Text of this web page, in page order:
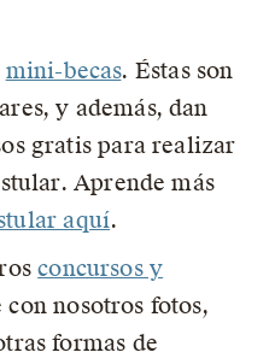
mini-becas. Éstas son
y además, dan
gratis para realizar
Aprende más
aquí.
concursos y
nosotros fotos,
formas de